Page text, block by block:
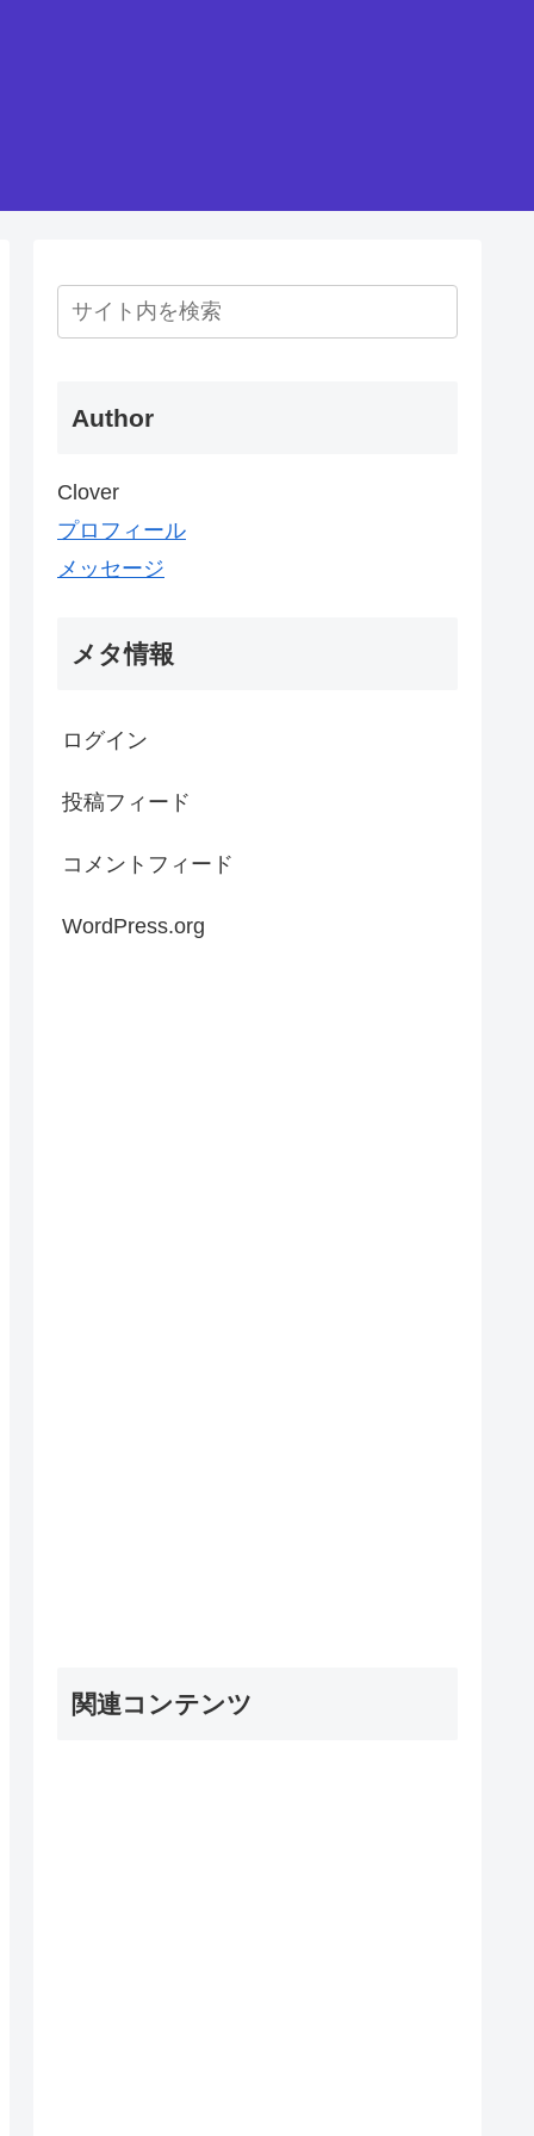
2,...))
Author
Clover
プロフィール
メッセージ
メタ情報
ログイン
投稿フィード
コメントフィード
WordPress.org
関連コンテンツ